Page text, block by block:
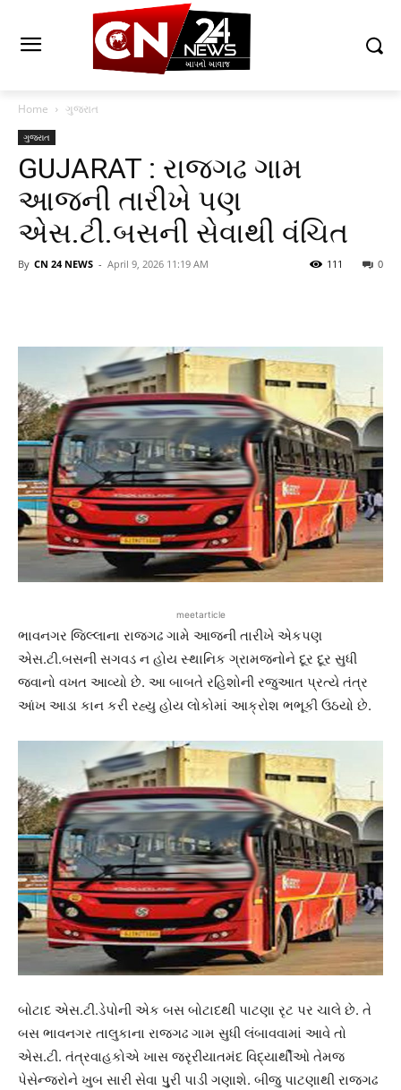
Home ગુજરાત
ગુજરાત
GUJARAT : રાજગઢ ગામ
આજની તારીખે પણ
એસ.ટી.બસની સેવાથી વંચિત
By CN 24 NEWS - April 9, 2026 11:19 AM 0
111
meetarticle
ભાવનગર જિલ્લાના રાજગઢ ગામે આજની તારીખે એકપણ
એસ.ટી.બસની સગવડ ન હોય સ્થાનિક ગ્રામજનોને દૂર દૂર સુધી
જવાનો વખત આવ્યો છે. આ બાબતે રહિશોની રજુઆત પ્રત્યે તંત્ર
આંખ આડા કાન કરી રહ્યુ હોય લોકોમાં આક્રોશ ભભૂકી ઉઠયો છે.
બોટાદ એસ.ટી.ડેપોની એક બસ બોટાદથી પાટણા રૃટ પર ચાલે છે. તે
બસ ભાવનગર તાલુકાના રાજગઢ ગામ સુધી લંબાવવામાં આવે તો
એસ.ટી. તંત્રવાહકોએ ખાસ જરૃરીયાતમંદ વિદ્યાર્થીઓ તેમજ
પેસેન્જરોને ખુબ સારી સેવા પુુરી પાડી ગણાશે. બીજુ પાટણાથી રાજગઢ